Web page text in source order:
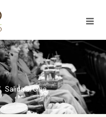
Salida al Cine